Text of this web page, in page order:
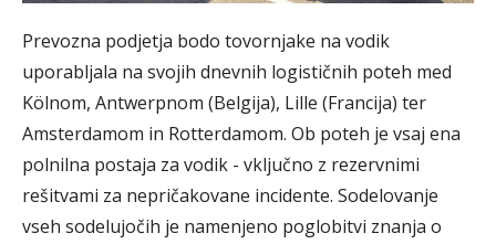
Prevozna podjetja bodo tovornjake na vodik
uporabljala na svojih dnevnih logističnih poteh med
Kölnom, Antwerpnom (Belgija), Lille (Francija) ter
Amsterdamom in Rotterdamom. Ob poteh je vsaj ena
polnilna postaja za vodik - vključno z rezervnimi
rešitvami za nepričakovane incidente. Sodelovanje
vseh sodelujočih je namenjeno poglobitvi znanja o